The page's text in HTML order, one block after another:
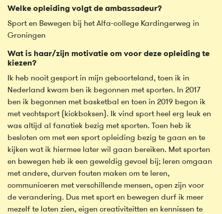
Welke opleiding volgt de ambassadeur?
Sport en Bewegen bij het Alfa-college Kardingerweg in
Groningen
Wat is haar/zijn motivatie om voor deze opleiding te
kiezen?
Ik heb nooit gesport in mijn geboorteland, toen ik in
Nederland kwam ben ik begonnen met sporten. In 2017
ben ik begonnen met basketbal en toen in 2019 begon ik
met vechtsport (kickboksen). Ik vind sport heel erg leuk en
was altijd al fanatiek bezig met sporten. Toen heb ik
besloten om met een sport opleiding bezig te gaan en te
kijken wat ik hiermee later wil gaan bereiken. Met sporten
en bewegen heb ik een geweldig gevoel bij; leren omgaan
met andere, durven fouten maken om te leren,
communiceren met verschillende mensen, open zijn voor
de verandering. Dus met sport en bewegen durf ik meer
mezelf te laten zien, eigen creativiteitten en kennissen te